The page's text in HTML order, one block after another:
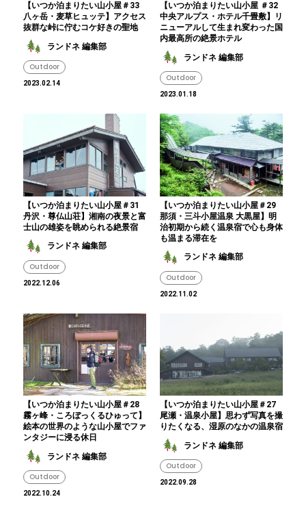
【いつか泊まりたい山小屋＃33
八ヶ岳・麦草ヒュッテ】アクセス
抜群な峠に佇むコケ好きの聖地
ランドネ 編集部
Outdoor
2023.02.14
【いつか泊まりたい山小屋 ＃32
中央アルプス・ホテル千畳敷】リ
ニューアルして生まれ変わった国
内最高所の絶景ホテル
ランドネ 編集部
Outdoor
2023.01.18
【いつか泊まりたい山小屋＃31
丹沢・尊仏山荘】湘南の夜景と富
士山の雄姿を眺められる絶景宿
ランドネ 編集部
Outdoor
2022.12.06
【いつか泊まりたい山小屋＃29
那須・三斗小屋温泉 大黒屋】明
治初期から続く温泉宿で心も身体
も温まる滞在を
ランドネ 編集部
Outdoor
2022.11.02
【いつか泊まりたい山小屋＃28
霧ヶ峰・ころぼっくるひゅって】
絵本の世界のような山小屋でファ
ンタジーに浸る休日
ランドネ 編集部
Outdoor
2022.10.24
【いつか泊まりたい山小屋＃27
尾瀬・温泉小屋】思わず写真を撮
りたくなる、湿原のなかの温泉宿
ランドネ 編集部
Outdoor
2022.09.28